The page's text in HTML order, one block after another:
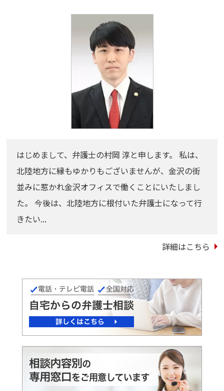
はじめまして、弁護士の村岡 淳と申します。 私は、
北陸地方に縁もゆかりもございませんが、金沢の街
並みに惹かれ金沢オフィスで働くことにいたしまし
た。 今後は、北陸地方に根付いた弁護士になって行
きたい...
詳細はこちら